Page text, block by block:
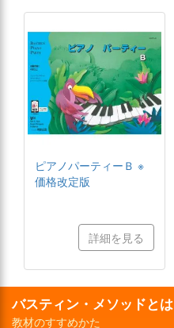
ピアノパーティーＢ ※
価格改定版
詳細を見る
バスティン・メソッドとは
教材のすすめかた